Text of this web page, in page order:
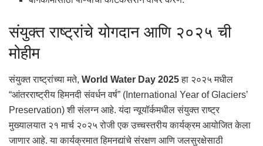
संयुक्त राष्ट्रांचे योगदान आणि २०२५ ची
मोहीम
संयुक्त राष्ट्रांच्या मते, World Water Day 2025हा २०२५ मधील
“आंतरराष्ट्रीय हिमनदी संवर्धन वर्ष” (International Year of Glaciers’
Preservation) शी संलग्न आहे. यंदा न्यूयॉर्कमधील संयुक्त राष्ट्र
मुख्यालयात २१ मार्च २०२५ रोजी एक उच्चस्तरीय कार्यक्रम आयोजित केला
जाणार आहे. या कार्यक्रमात हिमनद्यांचे संरक्षण आणि जलसुरक्षेसाठी